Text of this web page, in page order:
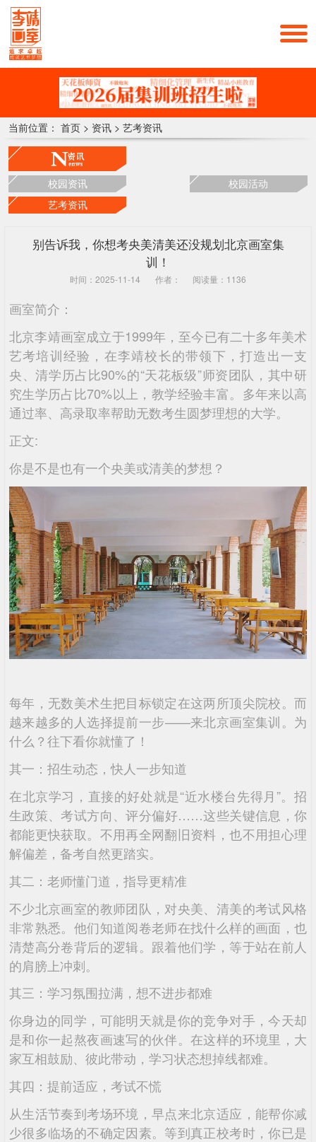
当前位置： 首页 > 资讯 > 艺考资讯
校园资讯
校园活动
艺考资讯
别告诉我，你想考央美清美还没规划北京画室集
训！
时间：2025-11-14 作者： 阅读量：1136
画室简介：
北京李靖画室成立于1999年，至今已有二十多年美术
艺考培训经验，在李靖校长的带领下，打造出一支
央、清学历占比90%的“天花板级”师资团队，其中研
究生学历占比70%以上，教学经验丰富。多年来以高
通过率、高录取率帮助无数考生圆梦理想的大学。
正文:
你是不是也有一个央美或清美的梦想？
每年，无数美术生把目标锁定在这两所顶尖院校。而
越来越多的人选择提前一步——来北京画室集训。为
什么？往下看你就懂了！
其一：招生动态，快人一步知道
在北京学习，直接的好处就是“近水楼台先得月”。招
生政策、考试方向、评分偏好……这些关键信息，你
都能更快获取。不用再全网翻旧资料，也不用担心理
解偏差，备考自然更踏实。
其二：老师懂门道，指导更精准
不少北京画室的教师团队，对央美、清美的考试风格
非常熟悉。他们知道阅卷老师在找什么样的画面，也
清楚高分卷背后的逻辑。跟着他们学，等于站在前人
的肩膀上冲刺。
其三：学习氛围拉满，想不进步都难
你身边的同学，可能明天就是你的竞争对手，今天却
是和你一起熬夜画速写的伙伴。在这样的环境里，大
家互相鼓励、彼此带动，学习状态想掉线都难。
其四：提前适应，考试不慌
从生活节奏到考场环境，早点来北京适应，能帮你减
少很多临场的不确定因素。等到真正校考时，你已是